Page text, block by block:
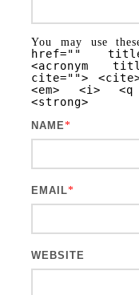
You may use
href=""
<acronym
cite="">
<em> <i>
<strong>
NAME*
EMAIL*
WEBSITE